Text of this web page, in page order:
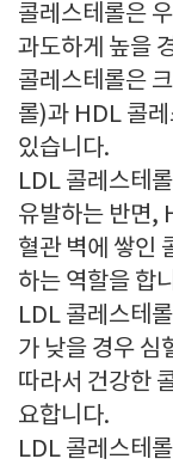
콜레스테롤은
과도하게 높을
콜레스테롤은
롤)과 HDL 콜
있습니다.
LDL 콜레스테
유발하는 반면,
혈관 벽에 쌓인
하는 역할을 합
LDL 콜레스테
가 낮을 경우 심
따라서 건강한
요합니다.
LDL 콜레스테